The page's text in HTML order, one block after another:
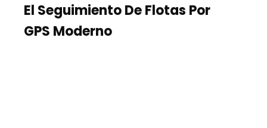
El Seguimiento De Flotas Por
GPS Moderno